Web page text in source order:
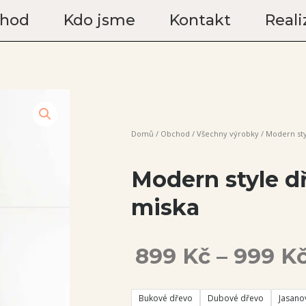
Kdo jsme Kontakt
Domů / Obchod / Všechny výrobky / Modern
Modern style
miska
899 Kč – 999
Bukové dřevo Dubové dřevo
Modern